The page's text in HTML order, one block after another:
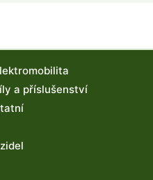
a příslušenství